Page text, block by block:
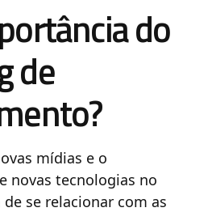
do
de
mídias e o
novas tecnologias no
se relacionar com as